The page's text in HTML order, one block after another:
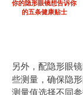
你的隐形眼镜想告诉你
的五条健康贴士
另外，配隐形眼
些测量，确保隐
测量值选择不同参